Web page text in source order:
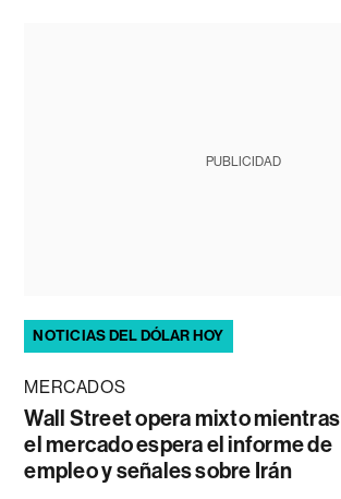
PUBLICIDAD
NOTICIAS DEL DÓLAR HOY
MERCADOS
Wall Street opera mixto mientras
el mercado espera el informe de
empleo y señales sobre Irán